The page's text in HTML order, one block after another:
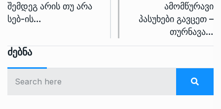
შემდეგ არის თუ არა
სებ-ის…
ამომწურავი
პასუხები გავცეთ –
თურნავა…
Ძებნა